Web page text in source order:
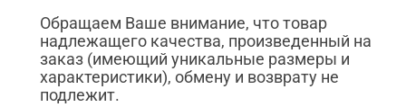
Обращаем Ваше внимание, что товар
надлежащего качества, произведенный на
заказ (имеющий уникальные размеры и
характеристики), обмену и возврату не
подлежит.